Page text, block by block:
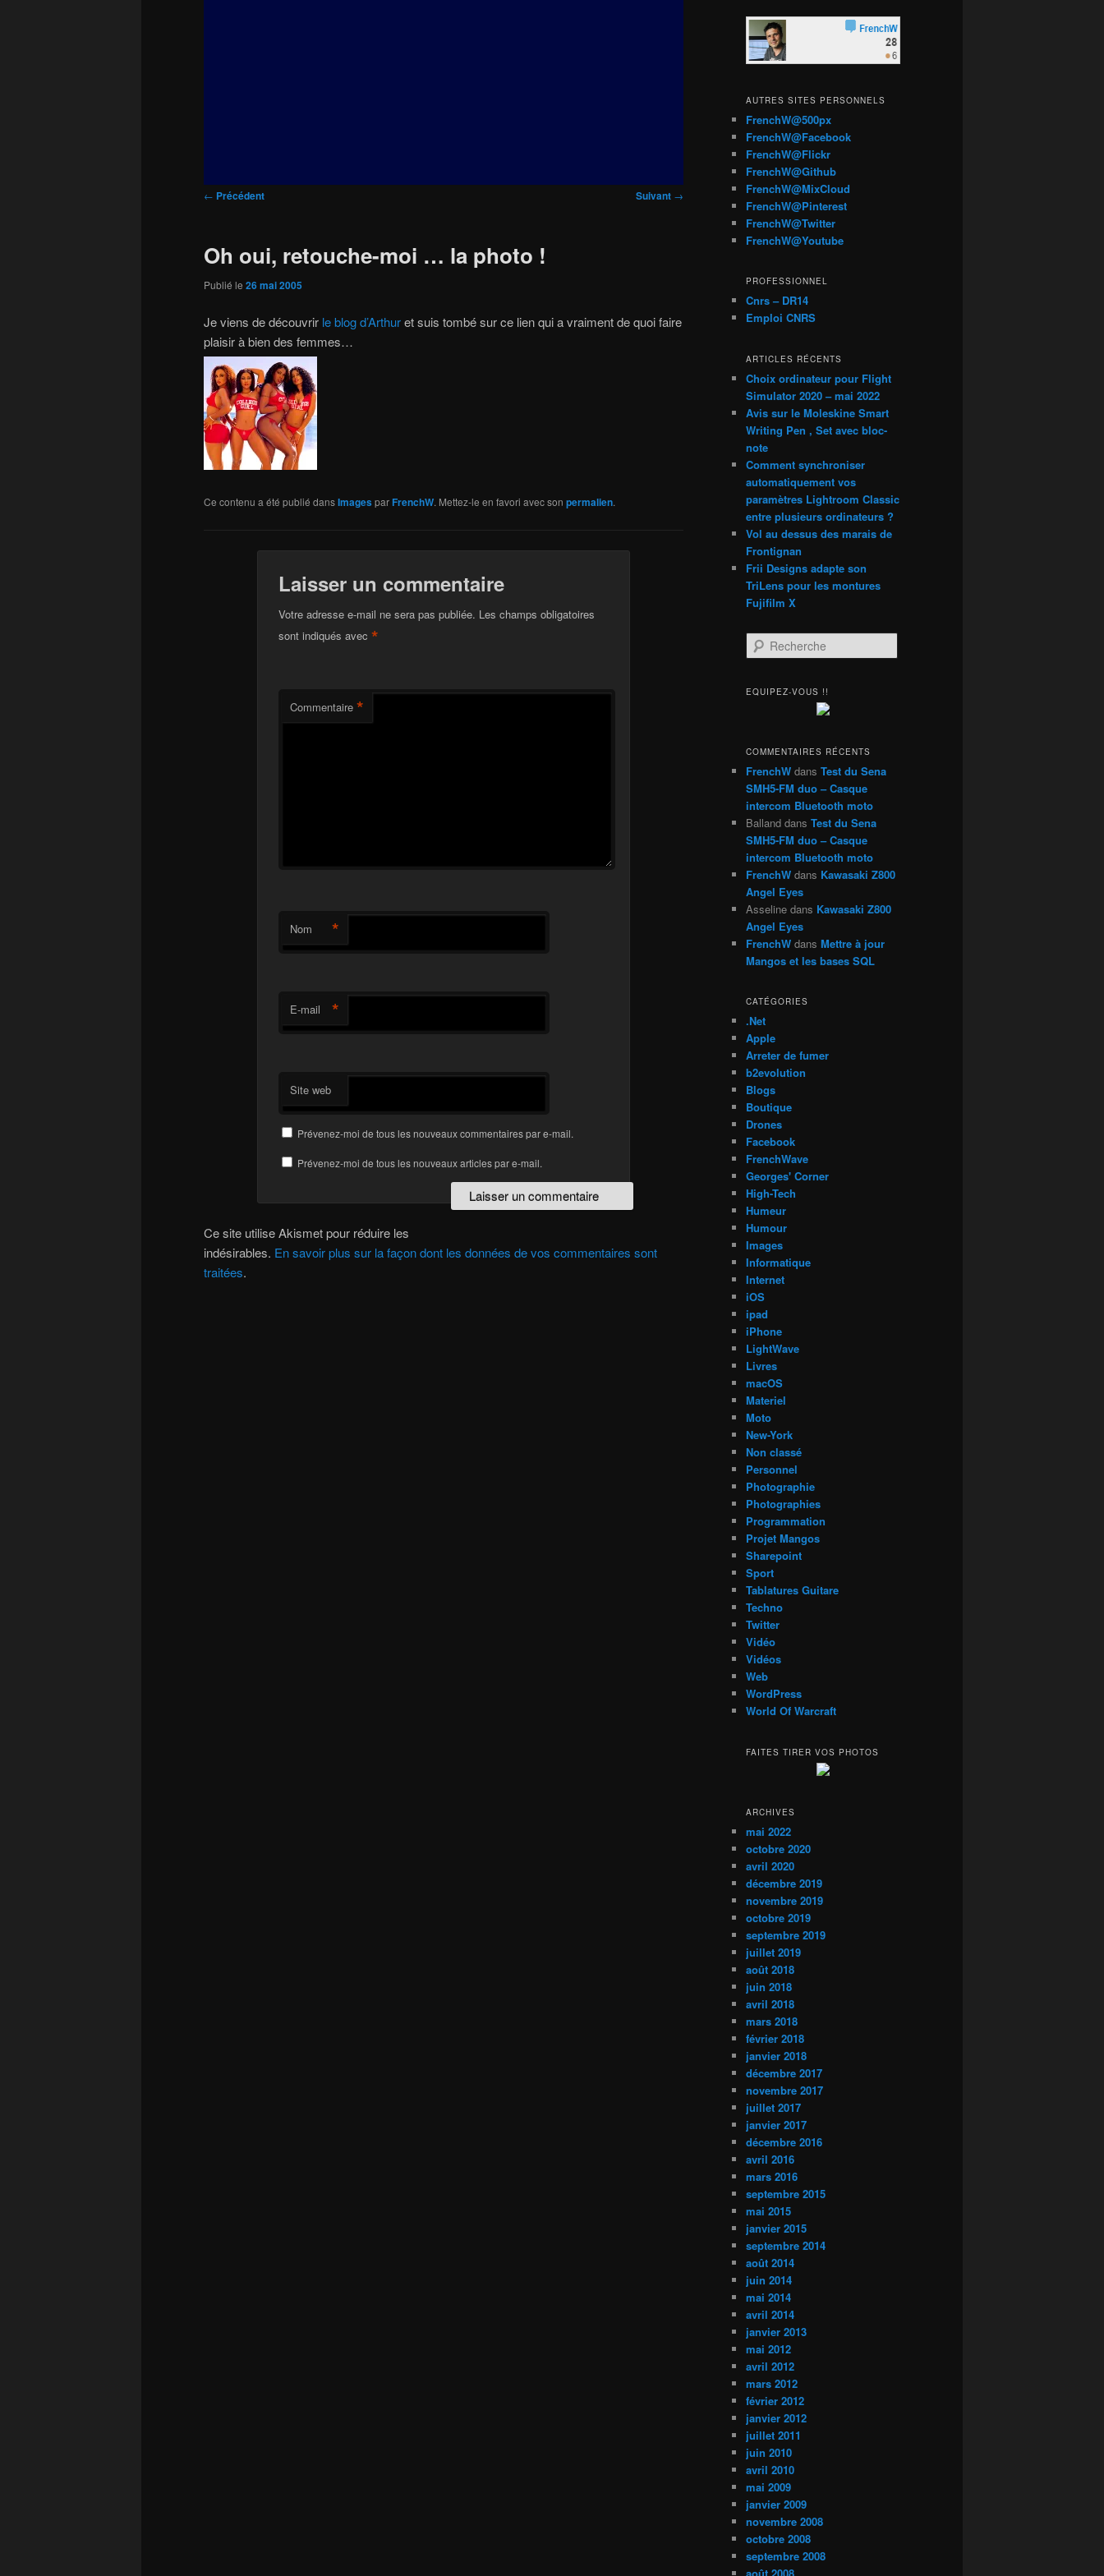
Navigation
← Précédent Suivant →
Oh oui, retouche-moi … la photo !
Publié le 26 mai 2005
Je viens de découvrir le blog d’Arthuret suis tombé sur ce lien qui a vraiment de quoi faire
plaisir à bien des femmes…
Ce contenu a été publié dansImagesparFrenchW. Mettez-le en favori avec son permalien.
Laisser un commentaire
Votre adresse e-mail ne sera pas publiée. Les champs obligatoires
sont indiqués avec *
Commentaire *
Nom *
E-mail *
Site web
Prévenez-moi de tous les nouveaux commentaires par e-mail.
Prévenez-moi de tous les nouveaux articles par e-mail.
Ce site utilise Akismet pour réduire les
indésirables. En savoir plus sur la façon dont les données de vos commentaires sont
traitées.
AUTRES SITES PERSONNELS
FrenchW@500px
FrenchW@Facebook
FrenchW@Flickr
FrenchW@Github
FrenchW@MixCloud
FrenchW@Pinterest
FrenchW@Twitter
FrenchW@Youtube
PROFESSIONNEL
Cnrs – DR14
Emploi CNRS
ARTICLES RÉCENTS
Choix ordinateur pour Flight
Simulator 2020 – mai 2022
Avis sur le Moleskine Smart
Writing Pen , Set avec bloc-
note
Comment synchroniser
automatiquement vos
paramètres Lightroom Classic
entre plusieurs ordinateurs ?
Vol au dessus des marais de
Frontignan
Frii Designs adapte son
TriLens pour les montures
Fujifilm X
e
h
h
e
EQUIPEZ-VOUS !!
COMMENTAIRES RÉCENTS
FrenchW dans Test du Sena
SMH5-FM duo – Casque
intercom Bluetooth moto
Balland dans Test du Sena
SMH5-FM duo – Casque
intercom Bluetooth moto
FrenchW dans Kawasaki Z800
Angel Eyes
Asseline dans Kawasaki Z800
Angel Eyes
FrenchW dans Mettre à jour
Mangos et les bases SQL
CATÉGORIES
.Net
Apple
Arreter de fumer
b2evolution
Blogs
Boutique
Drones
Facebook
FrenchWave
Georges' Corner
High-Tech
Humeur
Humour
Images
Informatique
Internet
iOS
ipad
iPhone
LightWave
Livres
macOS
Materiel
Moto
New-York
Non classé
Personnel
Photographie
Photographies
Programmation
Projet Mangos
Sharepoint
Sport
Tablatures Guitare
Techno
Twitter
Vidéo
Vidéos
Web
WordPress
World Of Warcraft
FAITES TIRER VOS PHOTOS
ARCHIVES
mai 2022
octobre 2020
avril 2020
décembre 2019
novembre 2019
octobre 2019
septembre 2019
juillet 2019
août 2018
juin 2018
avril 2018
mars 2018
février 2018
janvier 2018
décembre 2017
novembre 2017
juillet 2017
janvier 2017
décembre 2016
avril 2016
mars 2016
septembre 2015
mai 2015
janvier 2015
septembre 2014
août 2014
juin 2014
mai 2014
avril 2014
janvier 2013
mai 2012
avril 2012
mars 2012
février 2012
janvier 2012
juillet 2011
juin 2010
avril 2010
mai 2009
janvier 2009
novembre 2008
octobre 2008
septembre 2008